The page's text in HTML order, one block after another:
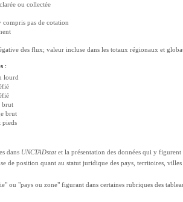
ou collectée
compris pas de cotation
des flux; valeur incluse dans les totaux régionaux et
:
lourd
brut
brut
pieds
dans UNCTADstat et la présentation des données qui y
de position quant au statut juridique des pays, territoires,
ou "pays ou zone" figurant dans certaines rubriques des